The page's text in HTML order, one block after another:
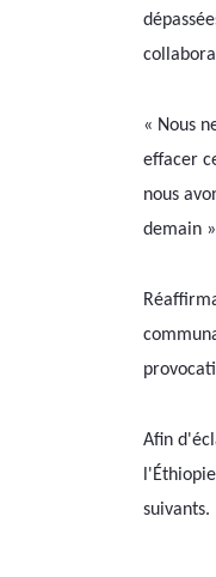
« Nous
effacer
nous
demain
Afin
suivants.